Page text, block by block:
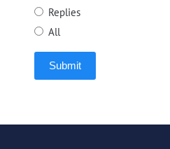
Replies
All
Submit